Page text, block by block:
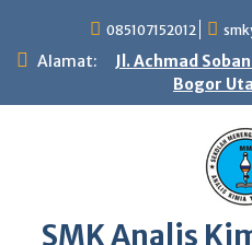
content
085107152012
Alamat:
Jl. Achmad
Bogor
SMK Analis